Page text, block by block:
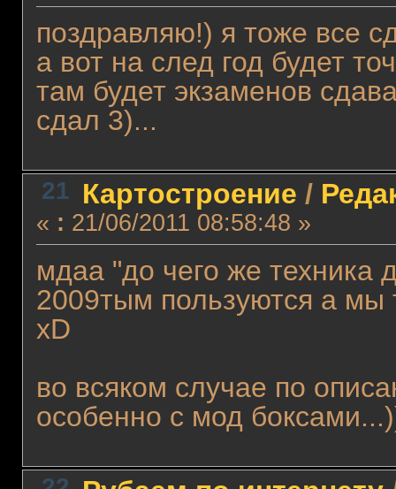
поздравляю!) я тоже все
а вот на след год будет
там будет экзаменов
сдал 3)...
21 Картостроение /
« : 21/06/2011 08:58:48 »
мдаа "до чего же техника
2009тым пользуются а
xD
во всяком случае по
особенно с мод